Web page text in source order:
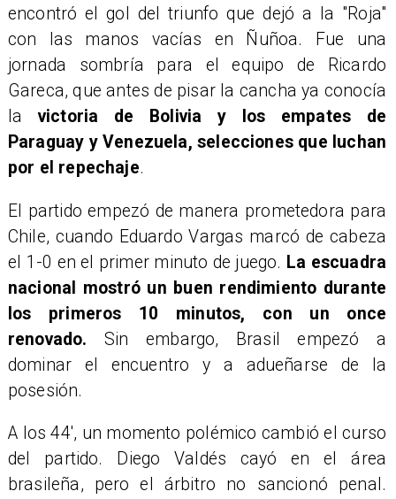
encontró el gol del triunfo que dejó a la "Roja"
con las manos vacías en Ñuñoa. Fue una
jornada sombría para el equipo de Ricardo
Gareca, que antes de pisar la cancha ya conocía
lavictoria de Bolivia y los empates de
Paraguay y Venezuela, selecciones que luchan
por el repechaje.
El partido empezó de manera prometedora para
Chile, cuando Eduardo Vargas marcó de cabeza
el 1-0 en el primer minuto de juego. La escuadra
nacional mostró un buen rendimiento durante
los primeros 10 minutos, con un once
renovado. Sin embargo, Brasil empezó a
dominar el encuentro y a adueñarse de la
posesión.
A los 44', un momento polémico cambió el curso
del partido. Diego Valdés cayó en el área
brasileña, pero el árbitro no sancionó penal.